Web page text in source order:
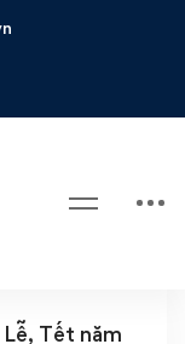
Tết năm